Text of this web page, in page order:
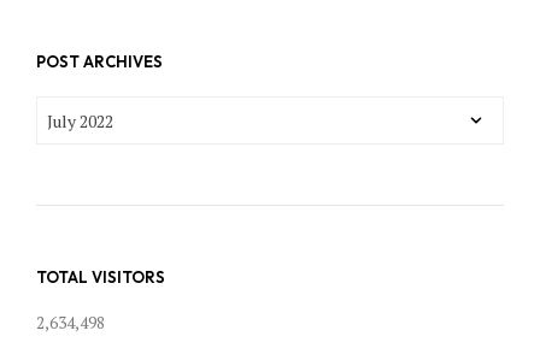
POST ARCHIVES
POST
TOTAL VISITORS
2,634,498